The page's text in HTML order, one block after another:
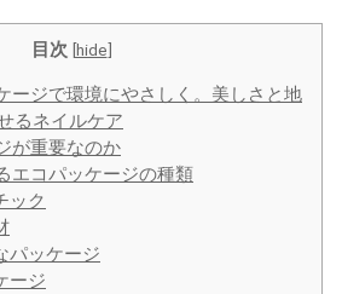
目次 [hide]
ージで環境にやさしく。美しさと地
るネイルケア
が重要なのか
エコパッケージの種類
ック
パッケージ
ージ